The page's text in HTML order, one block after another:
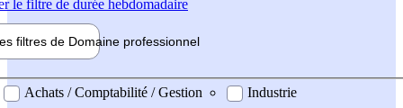
le filtre de durée hebdomadaire
filtres de Domaine professionnel
professionel
Achats / Comptabilité / Gestion
Industrie